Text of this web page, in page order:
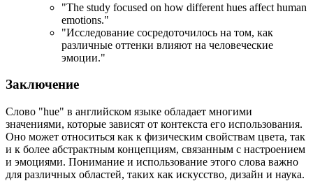
"The study focused on how different hues affect human
emotions."
"Исследование сосредоточилось на том, как
различные оттенки влияют на человеческие
эмоции."
Заключение
Слово "hue" в английском языке обладает многими
значениями, которые зависят от контекста его использования.
Оно может относиться как к физическим свойствам цвета, так
и к более абстрактным концепциям, связанным с настроением
и эмоциями. Понимание и использование этого слова важно
для различных областей, таких как искусство, дизайн и наука.